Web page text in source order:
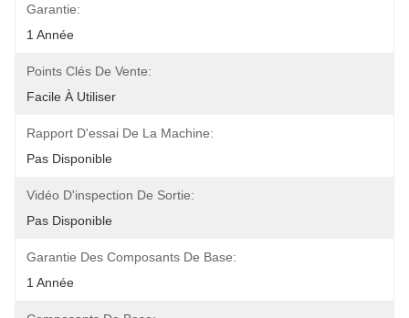
Garantie:
1 Année
Points Clés De Vente:
Facile À Utiliser
Rapport D'essai De La Machine:
Pas Disponible
Vidéo D'inspection De Sortie:
Pas Disponible
Garantie Des Composants De Base:
1 Année